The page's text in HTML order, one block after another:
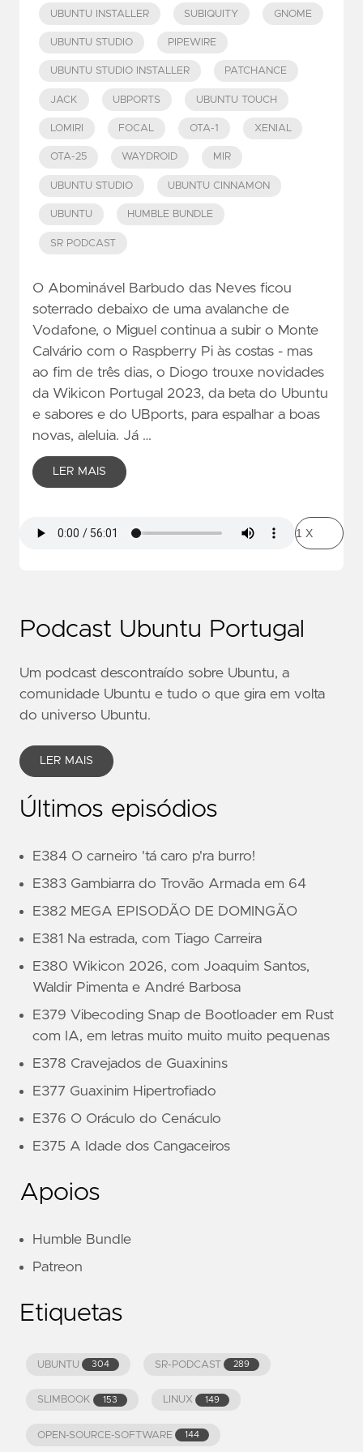
UBUNTU INSTALLER SUBIQUITY GNOME
UBUNTU STUDIO PIPEWIRE
UBUNTU STUDIO INSTALLER PATCHANCE
JACK UBPORTS UBUNTU TOUCH
LOMIRI FOCAL OTA-1 XENIAL
OTA-25 WAYDROID MIR
UBUNTU STUDIO UBUNTU CINNAMON
UBUNTU HUMBLE BUNDLE
SR PODCAST
O Abominável Barbudo das Neves ficou
soterrado debaixo de uma avalanche de
Vodafone, o Miguel continua a subir o Monte
Calvário com o Raspberry Pi às costas - mas
ao fim de três dias, o Diogo trouxe novidades
da Wikicon Portugal 2023, da beta do Ubuntu
e sabores e do UBports, para espalhar a boas
novas, aleluia. Já …
LER MAIS
Podcast Ubuntu Portugal
Um podcast descontraído sobre Ubuntu, a
comunidade Ubuntu e tudo o que gira em volta
do universo Ubuntu.
LER MAIS
Últimos episódios
E384 O carneiro 'tá caro p'ra burro!
E383 Gambiarra do Trovão Armada em 64
E382 MEGA EPISODÃO DE DOMINGÃO
E381 Na estrada, com Tiago Carreira
E380 Wikicon 2026, com Joaquim Santos,
Waldir Pimenta e André Barbosa
E379 Vibecoding Snap de Bootloader em Rust
com IA, em letras muito muito muito pequenas
E378 Cravejados de Guaxinins
E377 Guaxinim Hipertrofiado
E376 O Oráculo do Cenáculo
E375 A Idade dos Cangaceiros
Apoios
Humble Bundle
Patreon
Etiquetas
UBUNTU 304 SR-PODCAST 289
SLIMBOOK 153 LINUX 149
OPEN-SOURCE-SOFTWARE 144